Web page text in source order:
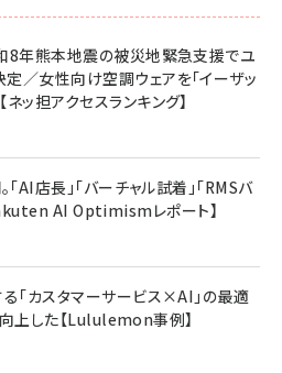
8年熊本地震の被災地緊急支援でユ
／女性向け空調ウェアを「イーザッ
ッ担アクセスランキング】
AI店長」「バーチャル試着」「RMSバ
AI Optimismレポート】
「カスタマーサービス×AI」の最適
上した【Lululemon事例】